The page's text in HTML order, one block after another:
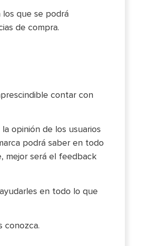
que se podrá
de compra.
contar con
opinión de los usuarios
podrá saber en todo
mejor será el feedback
en todo lo que
conozca.